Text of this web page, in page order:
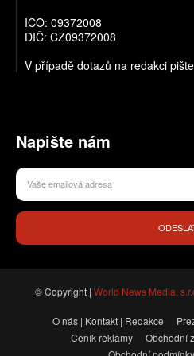
IČO: 09372008
DIČ: CZ09372008
V případě dotazů na redakci
Napište nám
© Copyright | World News Media,
O nás | Kontakt | Redakce
Ceník reklamy
Obchodní